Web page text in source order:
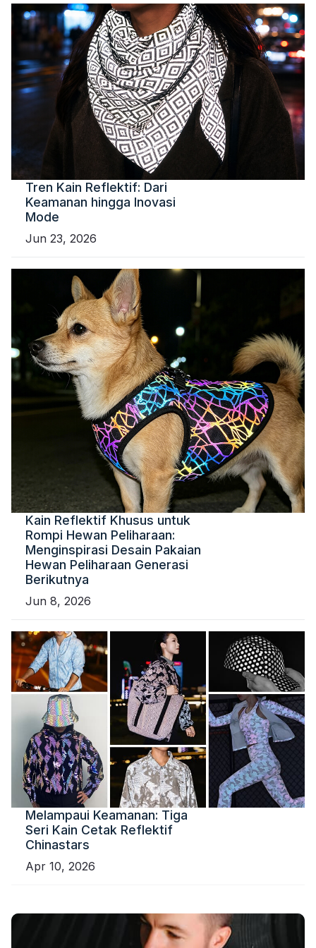
Tren Kain Reflektif: Dari
Keamanan hingga Inovasi
Mode
Jun 23, 2026
Kain Reflektif Khusus untuk
Rompi Hewan Peliharaan:
Menginspirasi Desain Pakaian
Hewan Peliharaan Generasi
Berikutnya
Jun 8, 2026
Melampaui Keamanan: Tiga
Seri Kain Cetak Reflektif
Chinastars
Apr 10, 2026